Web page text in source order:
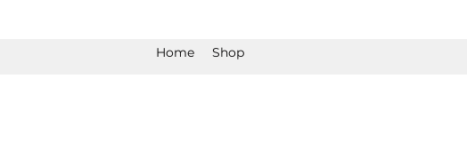
Home Shop